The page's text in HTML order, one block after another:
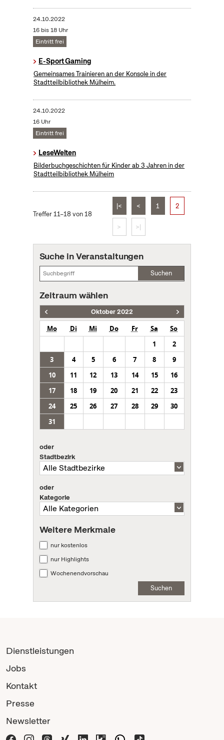
24.10.2022
16 bis 18 Uhr
Eintritt frei
E-Sport Gaming
Gemeinsames Trainieren an der Konsole in der
Stadtteilbibliothek Mülheim.
24.10.2022
16 Uhr
Eintritt frei
LeseWelten
Bilderbuchgeschichten für Kinder ab 3 Jahren in der
Stadtteilbibliothek Mülheim
Treffer 11–18 von 18
|< < 1 2
> >|
Suche in Veranstaltungen
Suchen
Zeitraum wählen
Oktober 2022
Mo Di Mi Do Fr Sa
So
1
2
3
4 5 6 7 8
9
10
11 12 13 14 15
16
17
18 19 20 21 22
23
24
25 26 27 28 29
30
31
oder
Stadtbezirk
oder
Kategorie
Weitere Merkmale
nur kostenlos
nur Highlights
Wochenendvorschau
Suchen
Dienstleistungen
Jobs
Kontakt
Presse
Newsletter